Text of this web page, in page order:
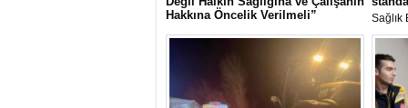
Hakkına Öncelik Verilmeli”
Türk Tabipleri Birliği (TTB) Aile Hekimliği
Kolu, Sağlık Bakanlığı yöneticilerinin
kurduğu iddia edilen bir yazılım şirketi
üzerinden aile hekimlerine belirli bir
programın zorunlu tutulmasına tepki
gösterdi.
Sağlık